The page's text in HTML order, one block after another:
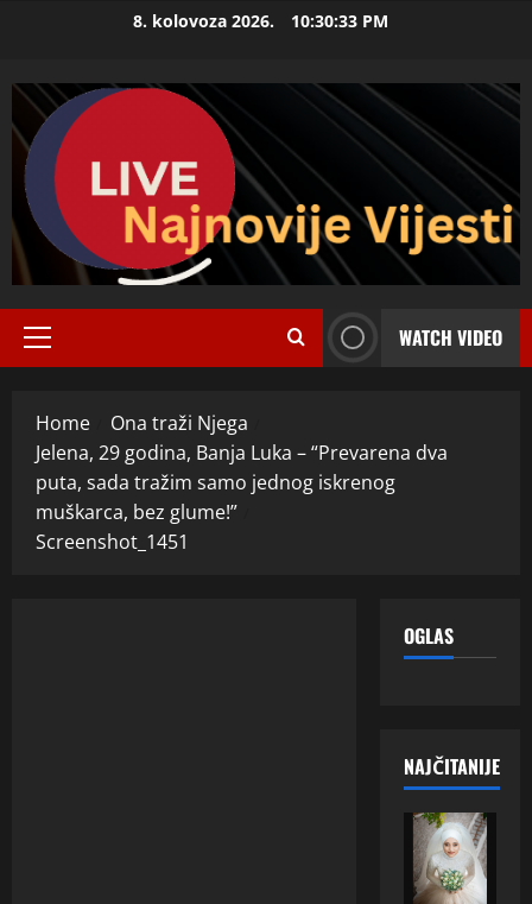
8. kolovoza 2026. 10:30:33 PM
Primary
WATCH VIDEO
Home
Ona traži Njega
Jelena, 29 godina, Banja Luka – “Prevarena dva
puta, sada tražim samo jednog iskrenog
muškarca, bez glume!”
Screenshot_1451
OGLAS
NAJČITANIJE